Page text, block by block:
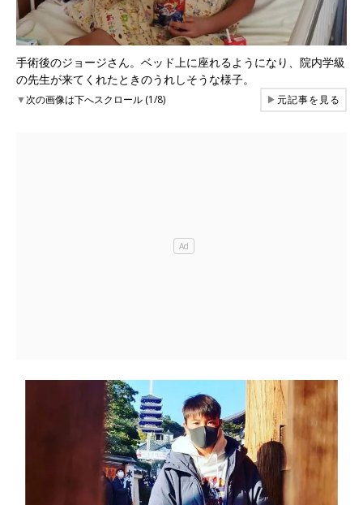
手術後のジョージさん。ベッド上に座れるようになり、院内学級
の先生が来てくれたときのうれしそうな様子。
▼次の画像は下へスクロール (1/8) ▶元記事を見る